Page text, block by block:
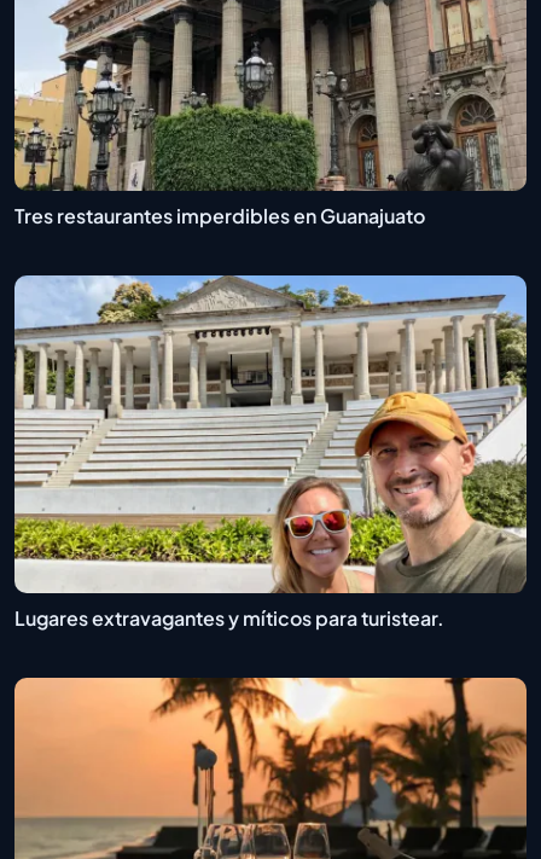
Tres restaurantes imperdibles en Guanajuato
Lugares extravagantes y míticos para turistear.